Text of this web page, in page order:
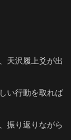
天沢履上爻が出
い行動を取れば
振り返りながら